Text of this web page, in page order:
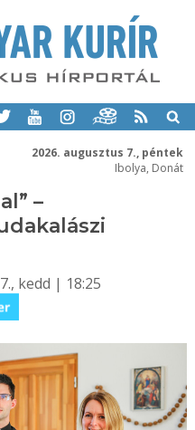
2026. augusztus 7., péntek
Ibolya, Donát
–
kedd | 18:25